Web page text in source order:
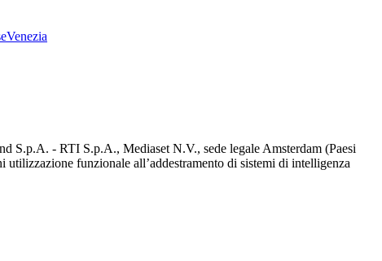
Venezia
S.p.A. - RTI S.p.A., Mediaset N.V., sede legale Amsterdam (Paesi
funzionale all’addestramento di sistemi di intelligenza